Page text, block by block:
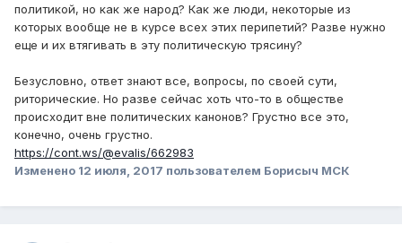
политикой, но как же народ? Как же люди, некоторые из
которых вообще не в курсе всех этих перипетий? Разве нужно
еще и их втягивать в эту политическую трясину?
Безусловно, ответ знают все, вопросы, по своей сути,
риторические. Но разве сейчас хоть что-то в обществе
происходит вне политических канонов? Грустно все это,
конечно, очень грустно.
https://cont.ws/@evalis/662983
Изменено 12 июля, 2017 пользователем Борисыч МСК